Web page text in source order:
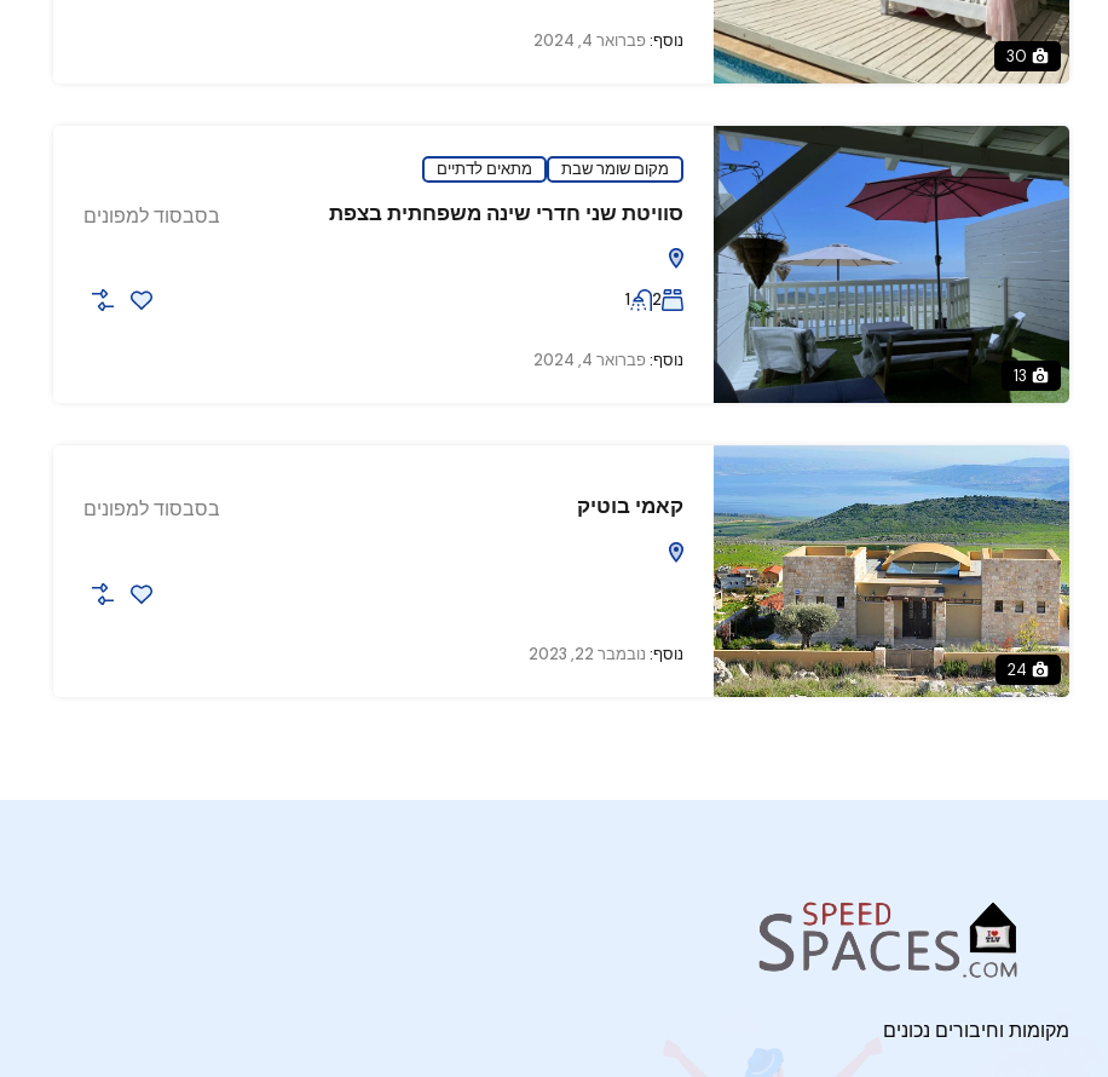
30
נוסף:פברואר 4, 2024
13
מקום שומר שבת מתאים לדתיים
סוויטת שני חדרי שינה משפחתית בצפת בסבסוד למפונים
2
1
נוסף:פברואר 4, 2024
24
קאמי בוטיק בסבסוד למפונים
נוסף: נובמבר 22, 2023
מקומות וחיבורים נכונים